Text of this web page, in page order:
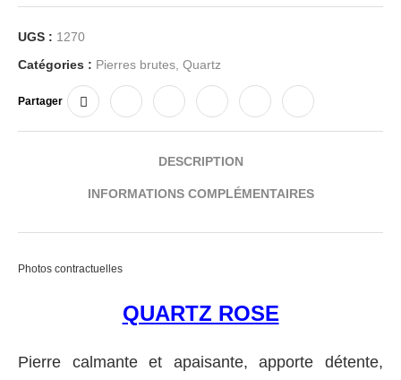
UGS : 1270
Catégories : Pierres brutes Quartz
Partager
DESCRIPTION
INFORMATIONS COMPLÉMENTAIRES
Photos contractuelles
QUARTZ ROSE
Pierre calmante et apaisante, apporte détente,